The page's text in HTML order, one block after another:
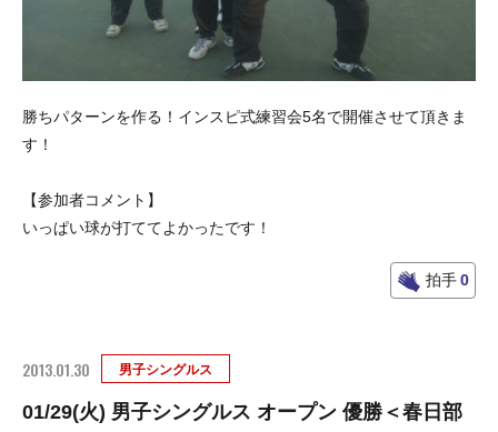
勝ちパターンを作る！インスピ式練習会5名で開催させて頂きま
す！
【参加者コメント】
いっぱい球が打ててよかったです！
拍手0
2013.01.30 男子シングルス
01/29(火) 男子シングルス オープン 優勝＜春日部